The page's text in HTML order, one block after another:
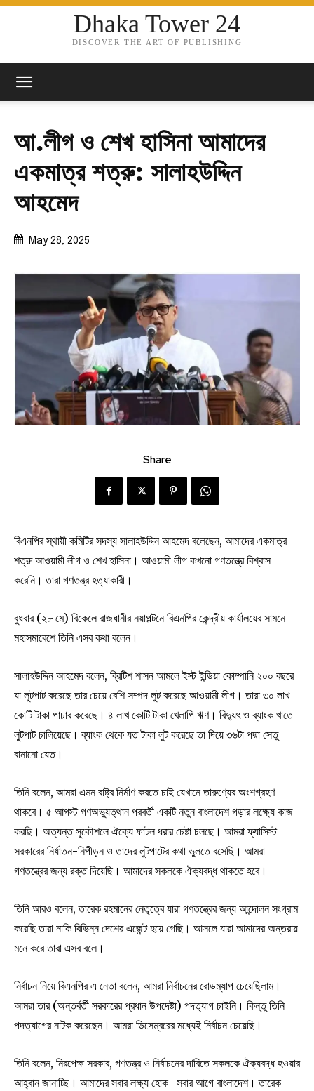
Dhaka Tower 24
DISCOVER THE ART OF PUBLISHING
আ.লীগ ও শেখ হাসিনা আমাদের
একমাত্র শত্রু: সালাহউদ্দিন
আহমেদ
May 28, 2025
Share
বিএনপির স্থায়ী কমিটির সদস্য সালাহউদ্দিন আহমেদ বলেছেন, আমাদের একমাত্র
শত্রু আওয়ামী লীগ ও শেখ হাসিনা। আওয়ামী লীগ কখনো গণতন্ত্রে বিশ্বাস
করেনি। তারা গণতন্ত্র হত্যাকারী।
বুধবার (২৮ মে) বিকেলে রাজধানীর নয়াপল্টনে বিএনপির কেন্দ্রীয় কার্যালয়ের সামনে
মহাসমাবেশে তিনি এসব কথা বলেন।
সালাহউদ্দিন আহমেদ বলেন, ব্রিটিশ শাসন আমলে ইস্ট ইন্ডিয়া কোম্পানি ২০০ বছরে
যা লুটপাট করেছে তার চেয়ে বেশি সম্পদ লুট করেছে আওয়ামী লীগ। তারা ৩০ লাখ
কোটি টাকা পাচার করেছে। ৪ লাখ কোটি টাকা খেলাপি ঋণ। বিদ্যুৎ ও ব্যাংক খাতে
লুটপাট চালিয়েছে। ব্যাংক থেকে যত টাকা লুট করেছে তা দিয়ে ৩৬টা পদ্মা সেতু
বানানো যেত।
তিনি বলেন, আমরা এমন রাষ্ট্র নির্মাণ করতে চাই যেখানে তারুণ্যের অংশগ্রহণ
থাকবে। ৫ আগস্ট গণঅভ্যুত্থান পরবর্তী একটি নতুন বাংলাদেশ গড়ার লক্ষ্যে কাজ
করছি। অত্যন্ত সুকৌশলে ঐক্যে ফাটল ধরার চেষ্টা চলছে। আমরা ফ্যাসিস্ট
সরকারের নির্যাতন-নিপীড়ন ও তাদের লুটপাটের কথা ভুলতে বসেছি। আমরা
গণতন্ত্রের জন্য রক্ত দিয়েছি। আমাদের সকলকে ঐক্যবদ্ধ থাকতে হবে।
তিনি আরও বলেন, তারেক রহমানের নেতৃত্বে যারা গণতন্ত্রের জন্য আন্দোলন সংগ্রাম
করেছি তারা নাকি বিভিন্ন দেশের এজেন্ট হয়ে গেছি। আসলে যারা আমাদের অন্তরায়
মনে করে তারা এসব বলে।
নির্বাচন নিয়ে বিএনপির এ নেতা বলেন, আমরা নির্বাচনের রোডম্যাপ চেয়েছিলাম।
আমরা তার (অন্তর্বর্তী সরকারের প্রধান উপদেষ্টা) পদত্যাগ চাইনি। কিন্তু তিনি
পদত্যাগের নাটক করেছেন। আমরা ডিসেম্বরের মধ্যেই নির্বাচন চেয়েছি।
তিনি বলেন, নিরপেক্ষ সরকার, গণতন্ত্র ও নির্বাচনের দাবিতে সকলকে ঐক্যবদ্ধ হওয়ার
আহ্বান জানাচ্ছি। আমাদের সবার লক্ষ্য হোক- সবার আগে বাংলাদেশ। তারেক